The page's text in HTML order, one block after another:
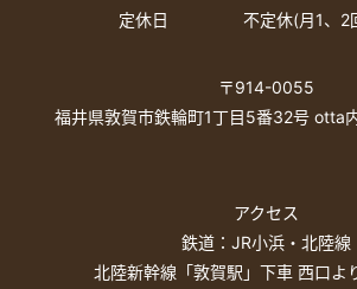
定休日
不定休(月1、2
〒914-0055
福井県敦賀市鉄輪町1丁目5番32号 otta
アクセス
鉄道：JR小浜・北陸線
北陸新幹線「敦賀駅」下車 西口よ